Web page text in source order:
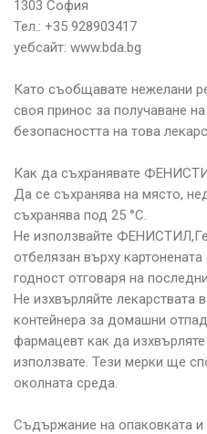
1303 София
Тел.: +35 928903417
уебсайт: www.bda.bg
Като съобщавате нежелани
своя принос за получаване
безопасността на това
Как да съхранявате
Да се съхранява на място,
съхранява под 25 °С.
Не използвайте
отбелязан върху
годност отговаря на
Не изхвърляйте лекарствата
контейнера за домашни
фармацевт как да
използвате. Тези мерки ще
околната среда.
Съдържание на опаковката